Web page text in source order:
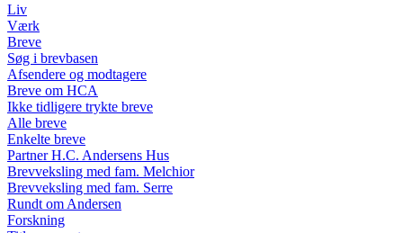
Liv
Værk
Breve
Søg i brevbasen
Afsendere og modtagere
Breve om HCA
Ikke tidligere trykte breve
Alle breve
Enkelte breve
Partner H.C. Andersens Hus
Brevveksling med fam. Melchior
Brevveksling med fam. Serre
Rundt om Andersen
Forskning